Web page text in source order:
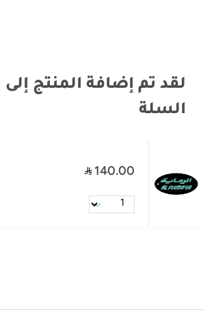
لقد تم إضافة المنتج إلى
السلة
140.00